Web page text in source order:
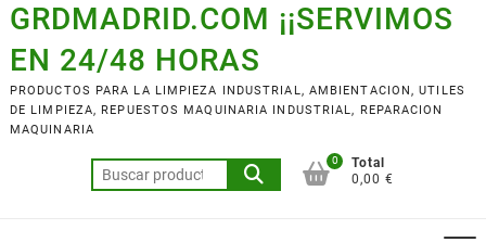
GRDMADRID.COM ¡¡SERVIMOS
EN 24/48 HORAS
PRODUCTOS PARA LA LIMPIEZA INDUSTRIAL, AMBIENTACION, UTILES
DE LIMPIEZA, REPUESTOS MAQUINARIA INDUSTRIAL, REPARACION
MAQUINARIA
Buscar
por:
0
Total
0,00 €